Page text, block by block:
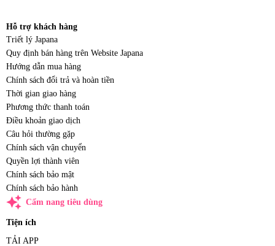
Hỗ trợ khách hàng
Triết lý Japana
Quy định bán hàng trên Website Japana
Hướng dẫn mua hàng
Chính sách đổi trả và hoàn tiền
Thời gian giao hàng
Phương thức thanh toán
Điều khoản giao dịch
Câu hỏi thường gặp
Chính sách vận chuyển
Quyền lợi thành viên
Chính sách bảo mật
Chính sách bảo hành
auto_awesome Cẩm nang tiêu dùng
Tiện ích
TẢI APP